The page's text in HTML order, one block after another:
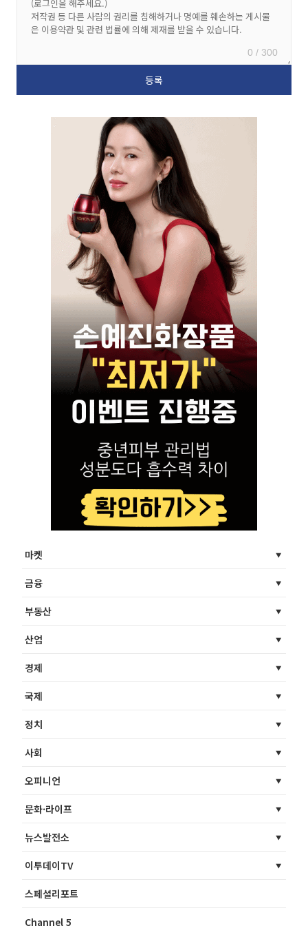
0 / 300
마켓
금융
부동산
산업
경제
국제
정치
사회
오피니언
문화·라이프
뉴스발전소
이투데이TV
스페셜리포트
Channel 5